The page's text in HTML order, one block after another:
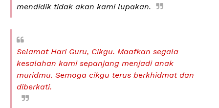
mendidik tidak akan kami lupakan.
Selamat Hari Guru, Cikgu. Maafkan segala
kesalahan kami sepanjang menjadi anak
muridmu. Semoga cikgu terus berkhidmat dan
diberkati.